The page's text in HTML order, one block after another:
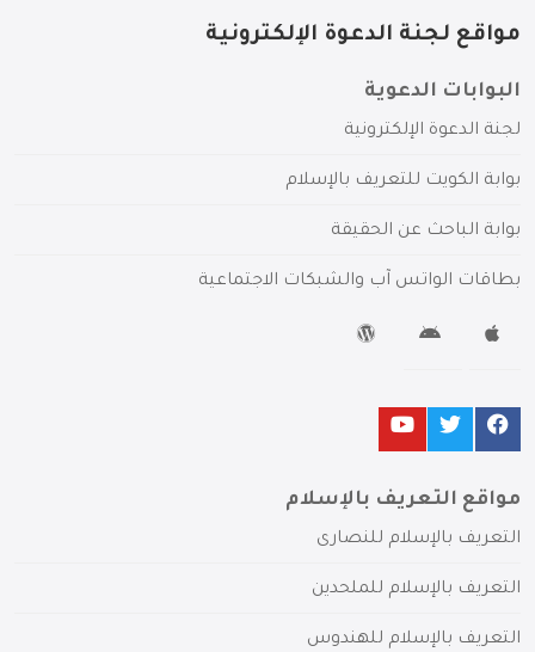
مواقع لجنة الدعوة الإلكترونية
البوابات الدعوية
لجنة الدعوة الإلكترونية
بوابة الكويت للتعريف بالإسلام
بوابة الباحث عن الحقيقة
بطاقات الواتس آب والشبكات الاجتماعية
مواقع التعريف بالإسلام
التعريف بالإسلام للنصارى
التعريف بالإسلام للملحدين
التعريف بالإسلام للهندوس